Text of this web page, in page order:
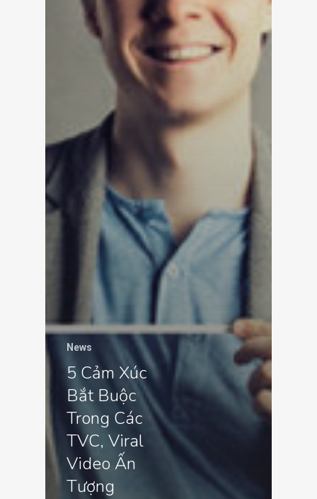
News
5 Cảm Xúc
Bắt Buộc
Trong Các
TVC, Viral
Video Ấn
Tượng